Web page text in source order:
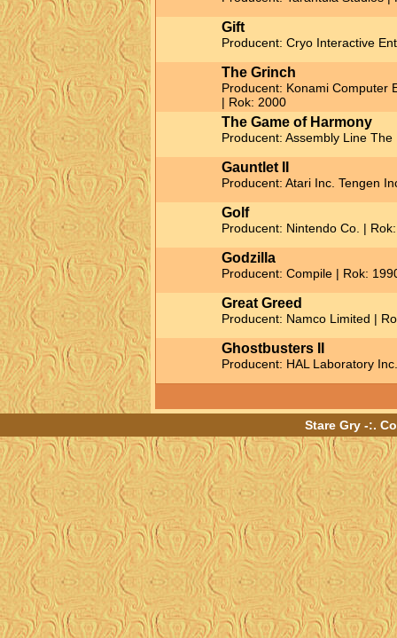
Gift
Producent: Cryo Interactive
The Grinch
Producent: Konami Computer
| Rok: 2000
The Game of Harmony
Producent: Assembly Line The
Gauntlet II
Producent: Atari Inc. Tengen
Golf
Producent: Nintendo Co. |
Godzilla
Producent: Compile | Rok:
Great Greed
Producent: Namco Limited |
Ghostbusters II
Producent: HAL Laboratory
Stare Gry -:.